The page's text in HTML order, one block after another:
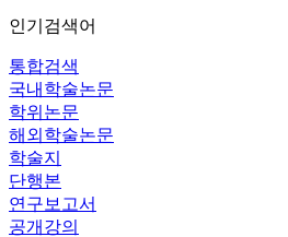
인기검색어
통합검색
국내학술논문
학위논문
해외학술논문
학술지
단행본
연구보고서
공개강의